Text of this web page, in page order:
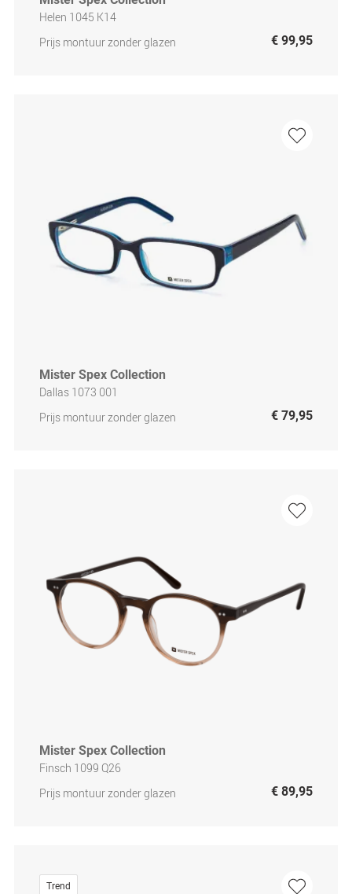
Helen 1045 K14
Prijs montuur zonder glazen
€ 99,95
Mister Spex Collection
Dallas 1073 001
Prijs montuur zonder glazen
€ 79,95
Mister Spex Collection
Finsch 1099 Q26
Prijs montuur zonder glazen
€ 89,95
Trend